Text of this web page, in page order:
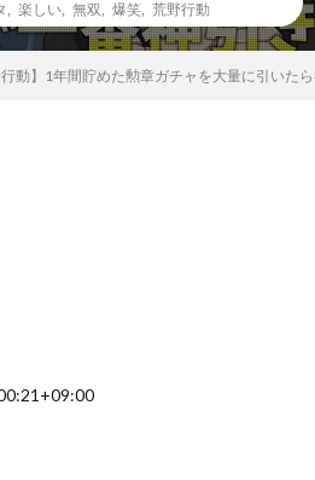
楽しい 無双 爆笑 荒野行動
行動】1年間貯めた勲章ガチャを大量に引いた